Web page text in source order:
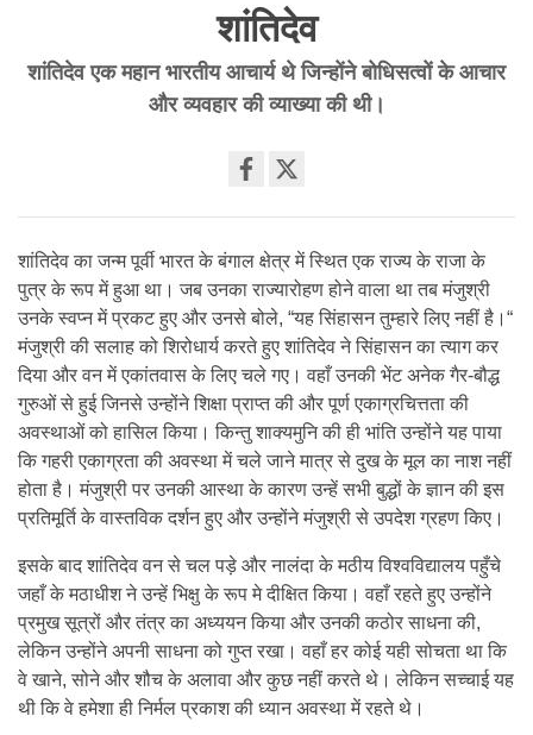
शांतिदेव
शांतिदेव एक महान भारतीय आचार्य थे जिन्होंने बोधिसत्वों के आचार
और व्यवहार की व्याख्या की थी।
facebook
शांतिदेव का जन्म पूर्वी भारत के बंगाल क्षेत्र में स्थित एक राज्य के राजा के
पुत्र के रूप में हुआ था। जब उनका राज्यारोहण होने वाला था तब मंजुश्री
उनके स्वप्न में प्रकट हुए और उनसे बोले, “यह सिंहासन तुम्हारे लिए नहीं है।“
मंजुश्री की सलाह को शिरोधार्य करते हुए शांतिदेव ने सिंहासन का त्याग कर
दिया और वन में एकांतवास के लिए चले गए। वहाँ उनकी भेंट अनेक गैर-बौद्ध
गुरुओं से हुई जिनसे उन्होंने शिक्षा प्राप्त की और पूर्ण एकाग्रचित्तता की
अवस्थाओं को हासिल किया। किन्तु शाक्यमुनि की ही भांति उन्होंने यह पाया
कि गहरी एकाग्रता की अवस्था में चले जाने मात्र से दुख के मूल का नाश नहीं
होता है। मंजुश्री पर उनकी आस्था के कारण उन्हें सभी बुद्धों के ज्ञान की इस
प्रतिमूर्ति के वास्तविक दर्शन हुए और उन्होंने मंजुश्री से उपदेश ग्रहण किए।
इसके बाद शांतिदेव वन से चल पड़े और नालंदा के मठीय विश्वविद्यालय पहुँचे
जहाँ के मठाधीश ने उन्हें भिक्षु के रूप मे दीक्षित किया। वहाँ रहते हुए उन्होंने
प्रमुख सूत्रों और तंत्र का अध्ययन किया और उनकी कठोर साधना की,
लेकिन उन्होंने अपनी साधना को गुप्त रखा। वहाँ हर कोई यही सोचता था कि
वे खाने, सोने और शौच के अलावा और कुछ नहीं करते थे। लेकिन सच्चाई यह
थी कि वे हमेशा ही निर्मल प्रकाश की ध्यान अवस्था में रहते थे।